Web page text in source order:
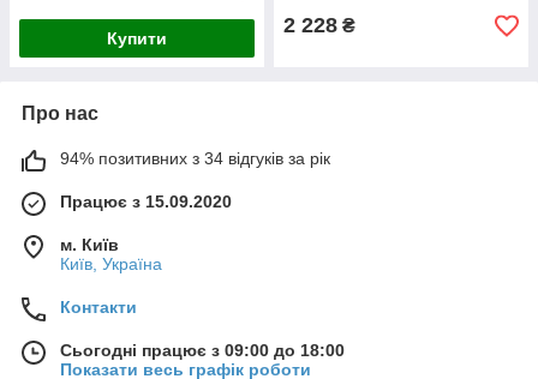
Купити
2 228 ₴
Про нас
94% позитивних з 34 відгуків за рік
Працює з 15.09.2020
м. Київ
Київ, Україна
Контакти
Сьогодні працює з 09:00 до 18:00
Показати весь графік роботи